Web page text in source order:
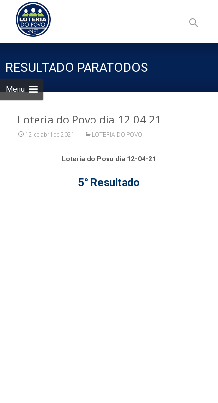
Menu
to
content
por:
RESULTADO PARATODOS
Loteria do Povo dia 12 04 21
12 de abril de 2021 LOTERIA DO POVO
Loteria do Povo dia 12-04-21
5° Resultado